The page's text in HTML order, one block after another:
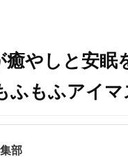
癒やしと安
ふもふアイマ
部